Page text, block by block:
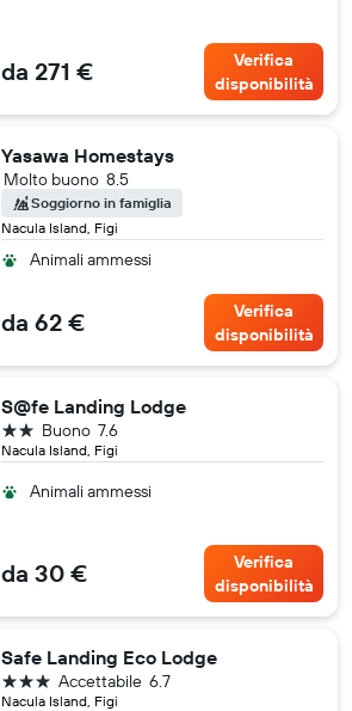
da 271 €
Verifica
disponibilità
Yasawa Homestays
Nacula Island, Figi
8.5
Molto buono
Soggiorno in famiglia
Animali ammessi
da 62 €
Verifica
disponibilità
S@fe Landing Lodge
Nacula Island, Figi
7.6
Buono
2 stelle
Animali ammessi
da 30 €
Verifica
disponibilità
Safe Landing Eco Lodge
Nacula Island, Figi
6.7
Accettabile
3 stelle